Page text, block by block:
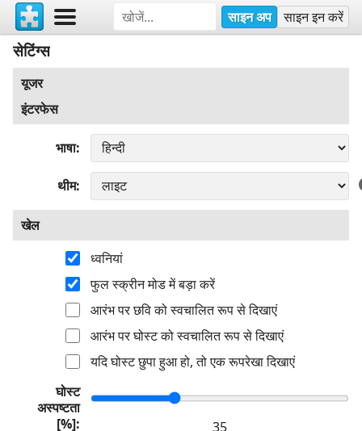
साइन अप साइन इन करें
सेटिंग्स
यूजर
इंटरफेस
भाषा
थीम
खेल
ध्वनियां
फुल स्क्रीन मोड में बड़ा करें
आरंभ पर छवि को स्वचालित रूप से दिखाएं
आरंभ पर घोस्ट को स्वचालित रूप से दिखाएं
यदि घोस्ट छुपा हुआ हो, तो एक रूपरेखा दिखाएं
घोस्ट
अस्पष्टता
[%]